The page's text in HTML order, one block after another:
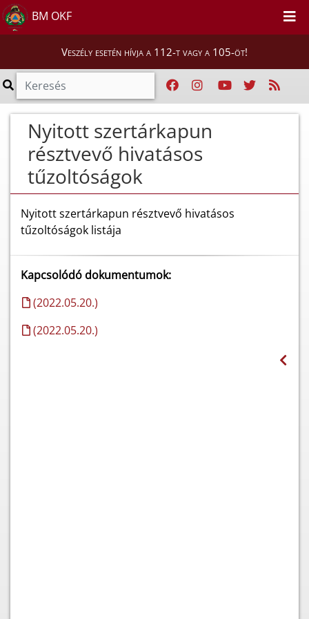
BM OKF
Veszély esetén hívja a 112-t vagy a 105-öt!
Nyitott szertárkapun
résztvevő hivatásos
tűzoltóságok
Nyitott szertárkapun résztvevő hivatásos
tűzoltóságok listája
Kapcsolódó dokumentumok:
(2022.05.20.)
(2022.05.20.)